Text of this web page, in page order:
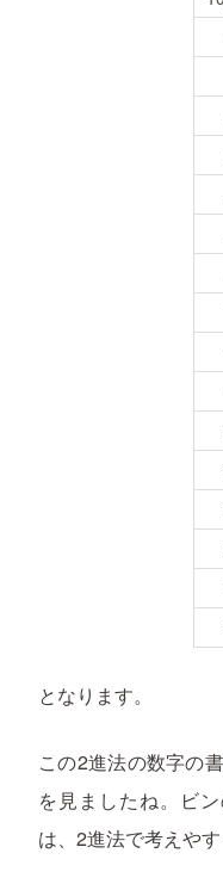
となります。
この2進法の数字の
を見ましたね。ビ
は、2進法で考えや